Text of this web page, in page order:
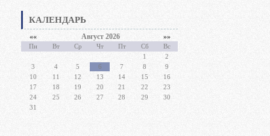
КАЛЕНДАРЬ
«« Август 2026 »»
Пн Вт Ср Чт Пт Сб
Вс
1
2
3
4 5 6 7 8
9
10
11 12 13 14 15
16
17
18 19 20 21 22
23
24
25 26 27 28 29
30
31